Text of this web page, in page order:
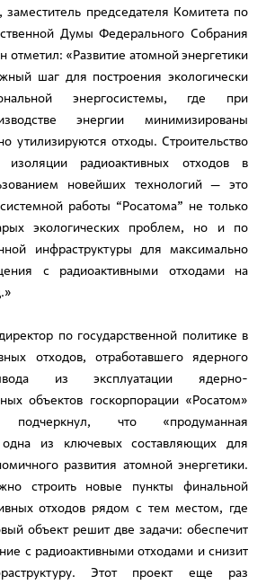
председателя Комитета по
Думы Федерального Собрания
«Развитие атомной энергетики
шаг для построения экологически
энергосистемы, где при
энергии минимизированы
утилизируются отходы. Строительство
изоляции радиоактивных отходов в
новейших технологий — это
работы “Росатома” не только
экологических проблем, но и по
инфраструктуры для максимально
с радиоактивными отходами на
по государственной политике в
отходов, отработавшего ядерного
из эксплуатации ядерно-
объектов госкорпорации «Росатом»
что «продуманная
одна из ключевых составляющих для
развития атомной энергетики.
строить новые пункты финальной
отходов рядом с тем местом, где
объект решит две задачи: обеспечит
с радиоактивными отходами и снизит
Этот проект еще раз